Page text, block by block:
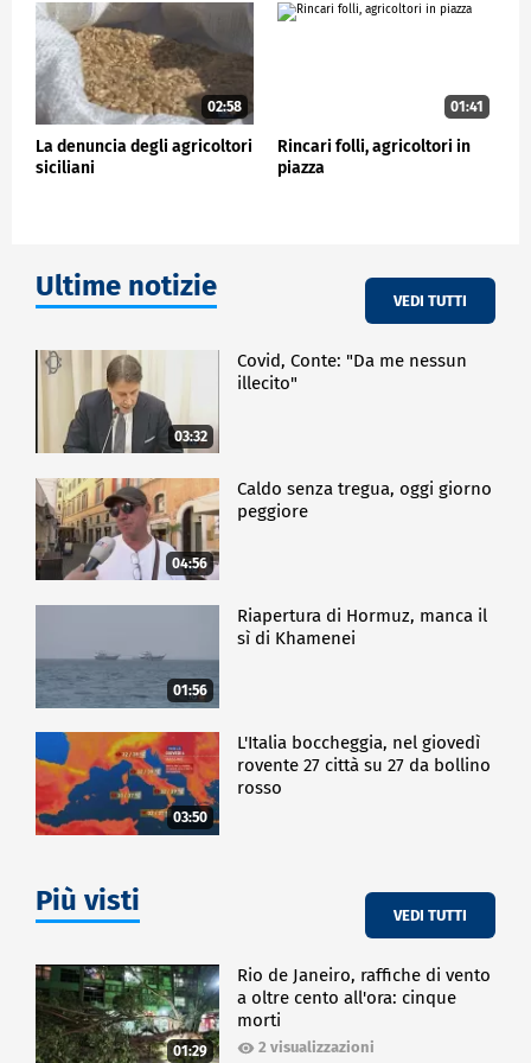
02:58
La denuncia degli agricoltori
siciliani
01:41
Rincari folli, agricoltori in
piazza
Ultime notizie VEDI TUTTI
03:32
Covid, Conte: "Da me nessun
illecito"
04:56
Caldo senza tregua, oggi giorno
peggiore
01:56
Riapertura di Hormuz, manca il
sì di Khamenei
03:50
L'Italia boccheggia, nel giovedì
rovente 27 città su 27 da bollino
rosso
Più visti VEDI TUTTI
01:29
Rio de Janeiro, raffiche di vento
a oltre cento all'ora: cinque
morti
2 visualizzazioni